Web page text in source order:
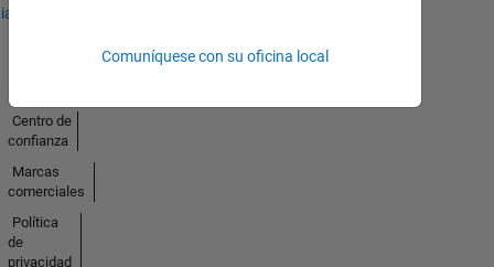
Comuníquese con su oficina local
Centro de
confianza
Marcas
comerciales
Política
de
privacidad